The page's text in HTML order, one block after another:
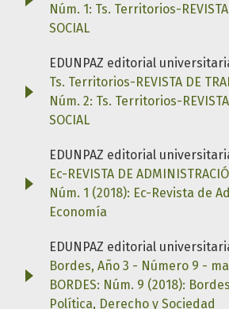
Núm. 1: Ts. Territorios-REVISTA
SOCIAL
EDUNPAZ editorial
Ts. Territorios-REVISTA DE
Núm. 2: Ts. Territorios-REVISTA
SOCIAL
EDUNPAZ editorial
Ec-REVISTA DE
Núm. 1 (2018): Ec-Revista de
Economía
EDUNPAZ editorial
Bordes, Año 3 - Número 9 -
BORDES: Núm. 9 (2018):
Política, Derecho y Sociedad